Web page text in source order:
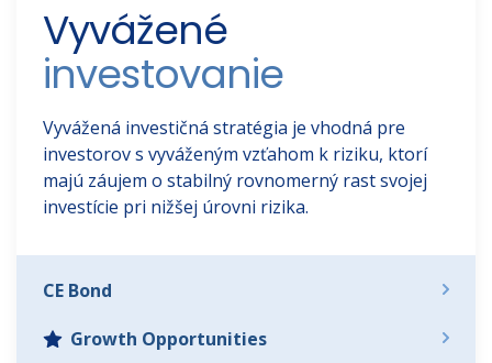
Vyvážené
investovanie
Vyvážená investičná stratégia je vhodná pre
investorov s vyváženým vzťahom k riziku, ktorí
majú záujem o stabilný rovnomerný rast svojej
investície pri nižšej úrovni rizika.
CE Bond
Growth Opportunities